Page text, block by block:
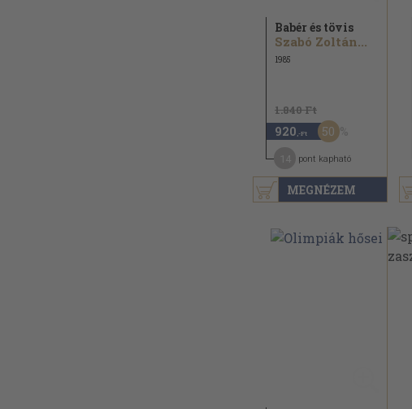
MEGNÉZEM
Babér és tövis
Szabó Zoltán...
1985
1.840 Ft
920 ,-Ft 50
pont kapható